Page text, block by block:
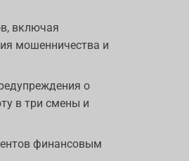
включая
мошенничества и
о
в три смены и
финансовым